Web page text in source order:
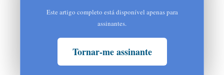
Este artigo completo está disponível apenas para
assinantes.
Tornar-me assinante